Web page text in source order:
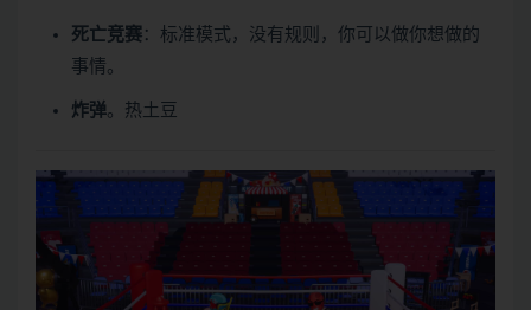
死亡竞赛 ：标准模式，没有规则，你可以做你想做的
事情。
炸弹。热土豆